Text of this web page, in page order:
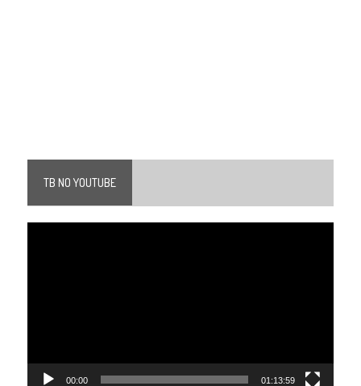
TB NO YOUTUBE
00:00 01:13:59